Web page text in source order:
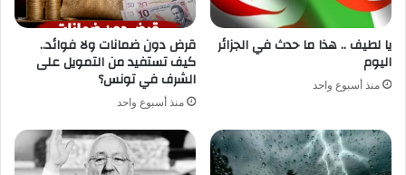
يا لطيف .. هذا ما حدث في الجزائر
اليوم
منذ أسبوع واحد
قرض دون ضمانات ولا فوائد..
كيف تستفيد من التمويل على
الشرف في تونس؟
منذ أسبوع واحد